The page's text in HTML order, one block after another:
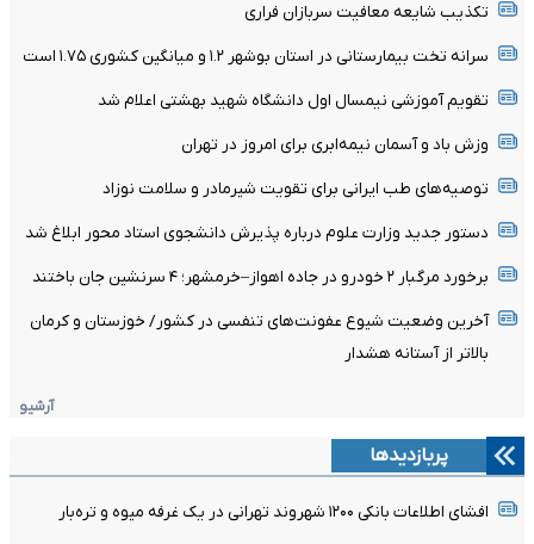
تکذیب شایعه معافیت سربازان فراری
سرانه تخت بیمارستانی در استان بوشهر ۱.۲ و میانگین کشوری ۱.۷۵ است
تقویم آموزشی نیمسال اول دانشگاه شهید بهشتی اعلام شد
وزش باد و آسمان نیمه‌ابری برای امروز در تهران
توصیه‌های طب ایرانی برای تقویت شیرمادر و سلامت نوزاد
دستور جدید وزارت علوم درباره پذیرش دانشجوی استاد محور ابلاغ شد
برخورد مرگبار ۲ خودرو در جاده اهواز–خرمشهر؛ ۴ سرنشین جان باختند
آخرین وضعیت شیوع عفونت‌های تنفسی در کشور/ خوزستان و کرمان
بالاتر از آستانه هشدار
آرشیو
پربازدیدها
افشای اطلاعات بانکی ۱۲۰۰ شهروند تهرانی در یک غرفه میوه و تره‌بار